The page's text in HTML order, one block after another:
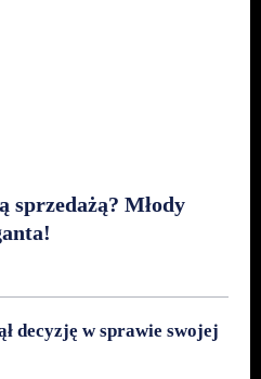
sprzedażą? Młody
decyzję w sprawie swojej